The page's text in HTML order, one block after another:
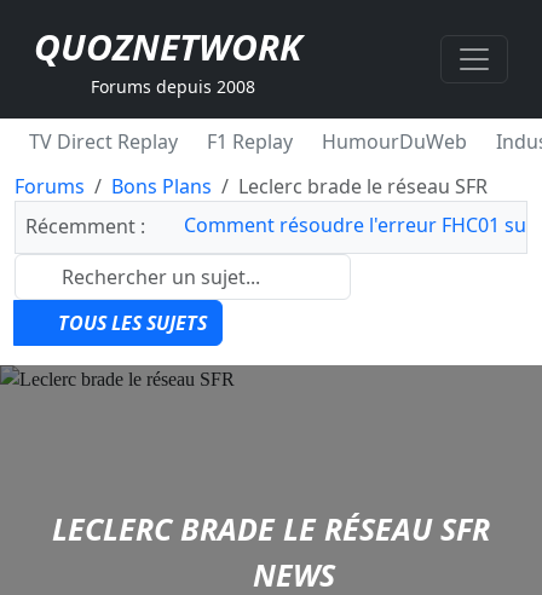
QUOZNETWORK
Forums depuis 2008
TV Direct Replay F1 Replay HumourDuWeb
Forums
Bons Plans
Leclerc brade le réseau SFR
Récemment :
Comment résoudre l'erreur FHC01 sur
TOUS LES SUJETS
LECLERC BRADE LE RÉSEAU SFR
NEWS